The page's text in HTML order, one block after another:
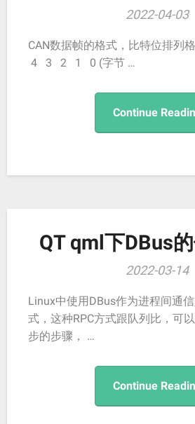
2022-04-03
CAN数据帧的格式，比特位排
4 3 2 1 0 (字节 …
Continue
QT qml下DBus
2022-03-14
Linux中使用DBus作为进程间通
式，这种RPC方式跟队列比，可
步的步骤， …
Continue